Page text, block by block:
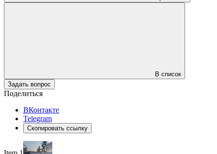
В список
Задать вопрос
Поделиться
ВКонтакте
Telegram
Скопировать ссылку